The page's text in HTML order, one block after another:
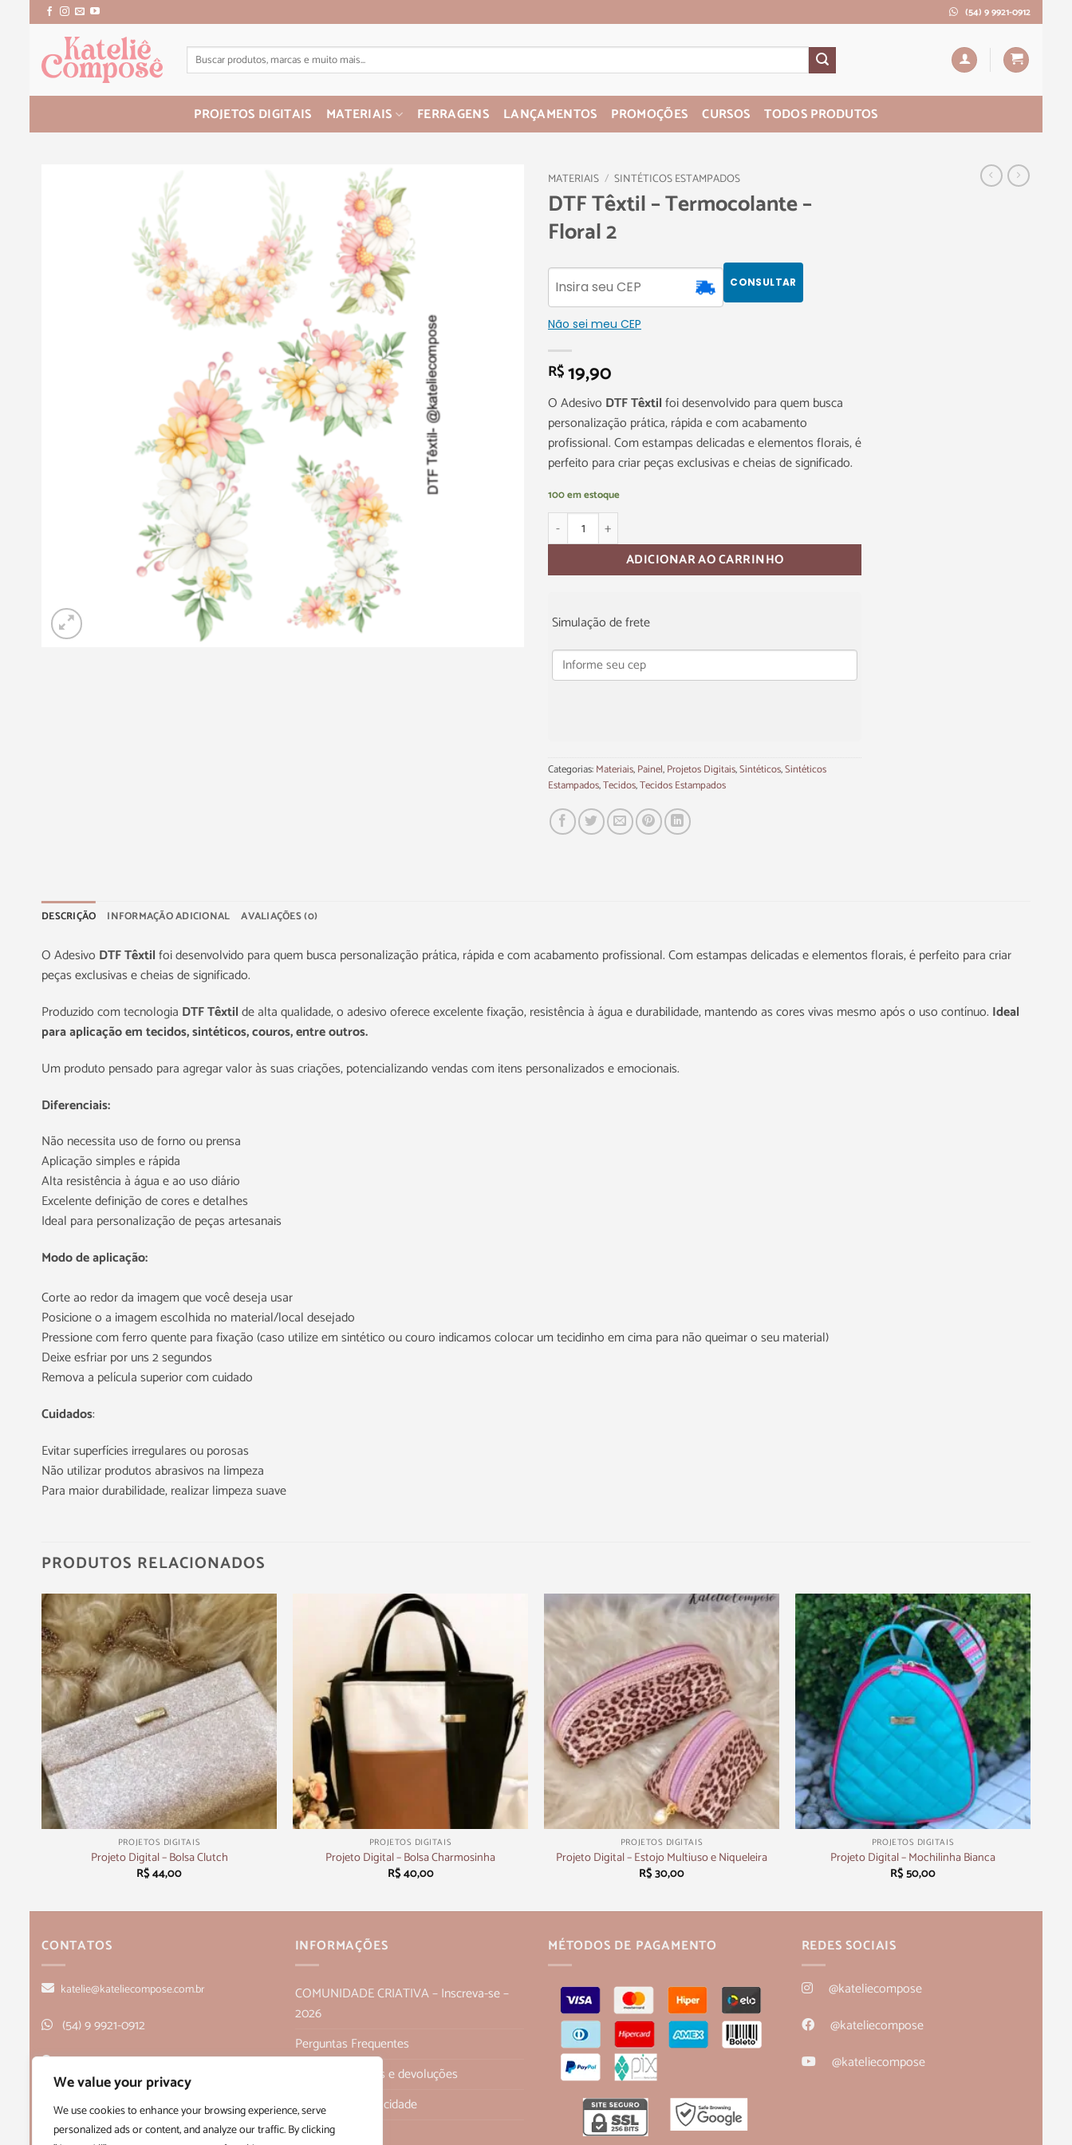
We value your privacy
We use cookies to enhance your browsing experience, serve
personalized ads or content, and analyze our traffic. By clicking
(54) 9 9921-0912
PROJETOS DIGITAIS MATERIAIS FERRAGENS LANÇAMENTOS PROMOÇÕES CURSOS TODOS PRODUTOS
MATERIAIS / SINTÉTICOS ESTAMPADOS
DTF Têxtil – Termocolante –
Floral 2
CONSULTAR
Não sei meu CEP
R$19,90
O Adesivo DTF Têxtilfoi desenvolvido para quem busca
personalização prática, rápida e com acabamento
profissional. Com estampas delicadas e elementos florais, é
perfeito para criar peças exclusivas e cheias de significado.
100 em estoque
ADICIONAR AO CARRINHO
Simulação de frete
Categorias:Materiais,Painel,Projetos Digitais,Sintéticos,Sintéticos
Estampados,Tecidos,Tecidos Estampados
DESCRIÇÃO INFORMAÇÃO ADICIONAL AVALIAÇÕES (0)
O Adesivo DTF Têxtilfoi desenvolvido para quem busca personalização prática, rápida e com acabamento profissional. Com estampas delicadas e elementos florais, é perfeito para criar
peças exclusivas e cheias de significado.
Produzido com tecnologia DTF Têxtilde alta qualidade, o adesivo oferece excelente fixação, resistência à água e durabilidade, mantendo as cores vivas mesmo após o uso contínuo. Ideal
para aplicação em tecidos, sintéticos, couros, entre outros.
Um produto pensado para agregar valor às suas criações, potencializando vendas com itens personalizados e emocionais.
Diferenciais:
Não necessita uso de forno ou prensa
Aplicação simples e rápida
Alta resistência à água e ao uso diário
Excelente definição de cores e detalhes
Ideal para personalização de peças artesanais
Modo de aplicação:
Corte ao redor da imagem que você deseja usar
Posicione o a imagem escolhida no material/local desejado
Pressione com ferro quente para fixação (caso utilize em sintético ou couro indicamos colocar um tecidinho em cima para não queimar o seu material)
Deixe esfriar por uns 2 segundos
Remova a película superior com cuidado
Cuidados:
Evitar superfícies irregulares ou porosas
Não utilizar produtos abrasivos na limpeza
Para maior durabilidade, realizar limpeza suave
PRODUTOS RELACIONADOS
+
PROJETOS DIGITAIS
Projeto Digital – Bolsa Clutch
R$44,00
+
PROJETOS DIGITAIS
Projeto Digital – Bolsa Charmosinha
R$40,00
PROJETOS DIGITAIS
Projeto Digital – Estojo Multiuso e Niqueleira
R$30,00
+
PROJETOS DIGITAIS
Projeto Digital – Mochilinha Bianca
R$50,00
CONTATOS
katelie@kateliecompose.com.br
(54) 9 9921-0912
Rua Alagoas, 166, sala 1, Bairro Humaitá
- Bento Gonçalves, RS CEP 95705-026
INFORMAÇÕES
COMUNIDADE CRIATIVA – Inscreva-se –
2026
Perguntas Frequentes
Política de trocas e devoluções
Políticas de Privacidade
Quem Somos
MÉTODOS DE PAGAMENTO REDES SOCIAIS
@kateliecompose
@kateliecompose
@kateliecompose